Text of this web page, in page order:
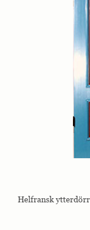
Helfransk